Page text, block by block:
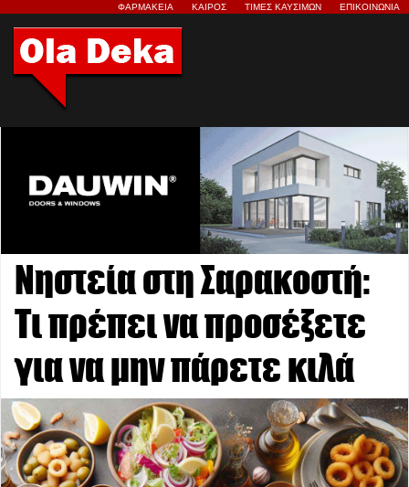
ΦΑΡΜΑΚΕΙΑ ΚΑΙΡΟΣ ΤΙΜΕΣ ΚΑΥΣΙΜΩΝ ΕΠΙΚΟΙΝΩΝΙΑ
Νηστεία στη Σαρακοστή:
Τι πρέπει να προσέξετε
για να μην πάρετε κιλά